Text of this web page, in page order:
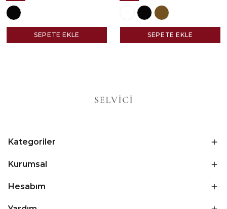
SEPETE EKLE SEPETE EKLE
Kategoriler
Kurumsal
Hesabım